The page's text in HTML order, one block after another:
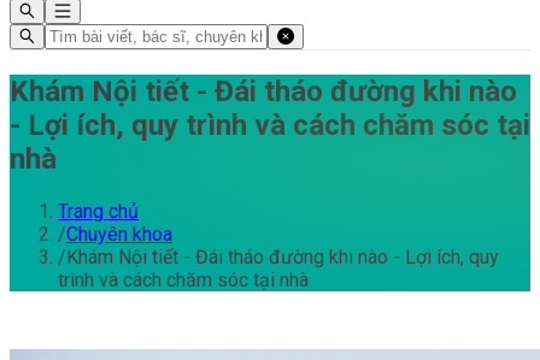
Khám Nội tiết - Đái tháo đường khi nào
- Lợi ích, quy trình và cách chăm sóc tại
nhà
Trang chủ
/Chuyên khoa
/Khám Nội tiết - Đái tháo đường khi nào - Lợi ích, quy
trình và cách chăm sóc tại nhà